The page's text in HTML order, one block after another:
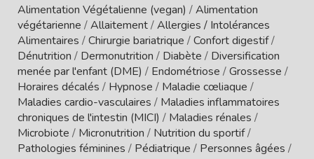
Alimentation Végétalienne (vegan) /Alimentation
végétarienne /Allaitement/Allergies / Intolérances
Alimentaires /Chirurgie bariatrique /Confort digestif/
Dénutrition / Dermonutrition / Diabète / Diversification
menée par l'enfant (DME) / Endométriose /Grossesse /
Horaires décalés / Hypnose / Maladie cœliaque /
Maladies cardio-vasculaires / Maladies inflammatoires
chroniques de l'intestin (MICI) / Maladies rénales /
Microbiote / Micronutrition / Nutrition du sportif/
Pathologies féminines / Pédiatrique / Personnes âgées /